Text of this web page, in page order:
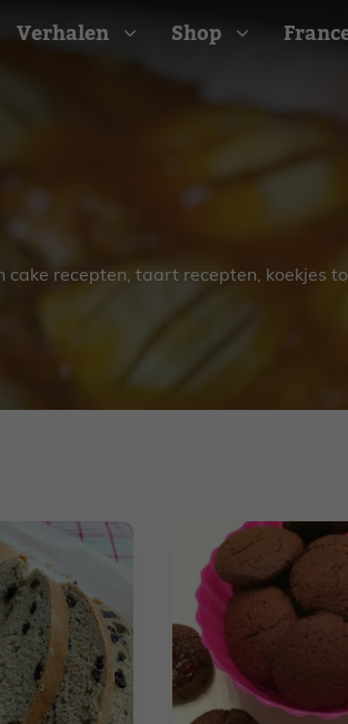
Salade recepten
Verhalen Shop
recepten, taart recepten, koekjes